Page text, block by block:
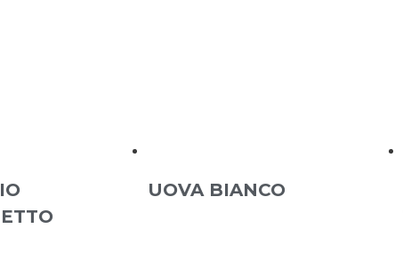
UOVA BIANCO